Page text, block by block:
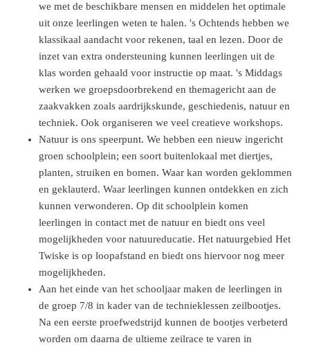
we met de beschikbare mensen en middelen het optimale
uit onze leerlingen weten te halen. 's Ochtends hebben we
klassikaal aandacht voor rekenen, taal en lezen. Door de
inzet van extra ondersteuning kunnen leerlingen uit de
klas worden gehaald voor instructie op maat. 's Middags
werken we groepsdoorbrekend en themagericht aan de
zaakvakken zoals aardrijkskunde, geschiedenis, natuur en
techniek. Ook organiseren we veel creatieve workshops.
Natuur is ons speerpunt. We hebben een nieuw ingericht
groen schoolplein; een soort buitenlokaal met diertjes,
planten, struiken en bomen. Waar kan worden geklommen
en geklauterd. Waar leerlingen kunnen ontdekken en zich
kunnen verwonderen. Op dit schoolplein komen
leerlingen in contact met de natuur en biedt ons veel
mogelijkheden voor natuureducatie. Het natuurgebied Het
Twiske is op loopafstand en biedt ons hiervoor nog meer
mogelijkheden.
Aan het einde van het schooljaar maken de leerlingen in
de groep 7/8 in kader van de technieklessen zeilbootjes.
Na een eerste proefwedstrijd kunnen de bootjes verbeterd
worden om daarna de ultieme zeilrace te varen in